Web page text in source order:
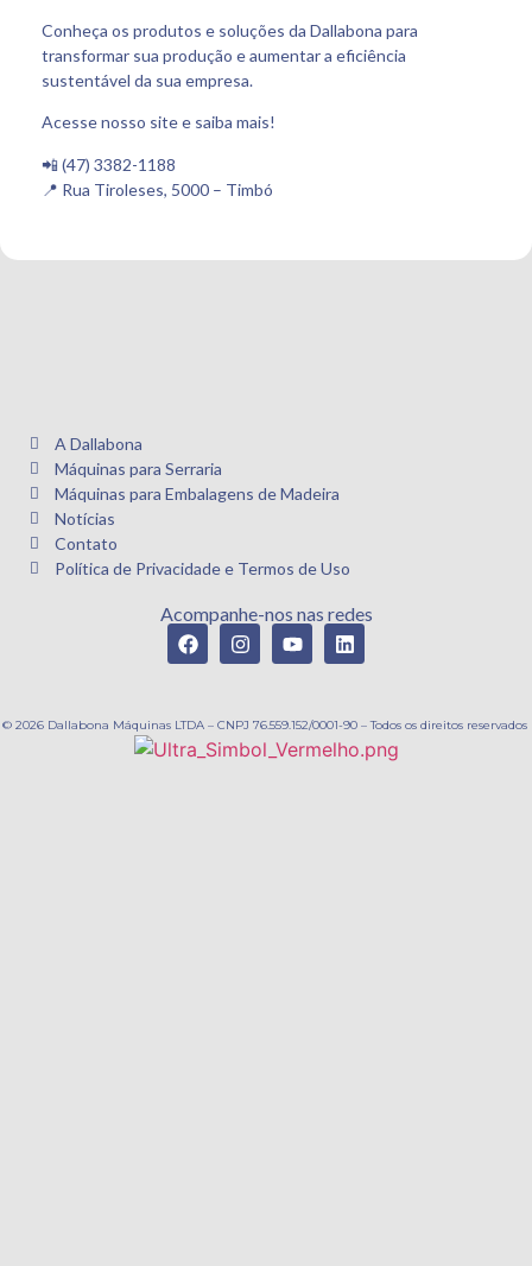
Conheça os produtos e soluções da Dallabona para
transformar sua produção e aumentar a eficiência
sustentável da sua empresa.
Acesse nosso site e saiba mais!
📲 (47) 3382-1188
📍 Rua Tiroleses, 5000 – Timbó
A Dallabona
Máquinas para Serraria
Máquinas para Embalagens de Madeira
Notícias
Contato
Política de Privacidade e Termos de Uso
Acompanhe-nos nas redes
© 2026 Dallabona Máquinas LTDA – CNPJ 76.559.152/0001-90 – Todos os direitos reservados